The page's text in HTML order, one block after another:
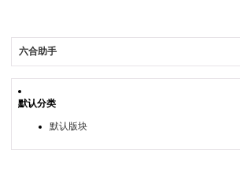
六合助手
默认分类
默认版块